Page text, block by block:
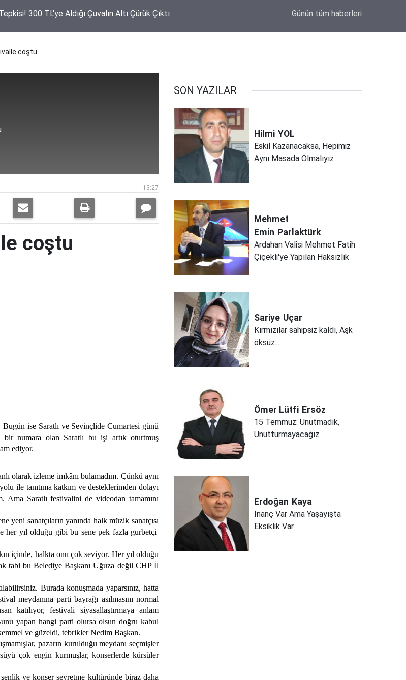
Anlamlı Teşekkür! Muhtarlardan Latif Ağır'a Plaket Eskil'de Kasıtlı Yangın İddiası! Güvenlik
Günün tüm haberleri
coştu
13:27
coştu
ise Saratlı ve Sevinçlide Cumartesi günü
bir numara olan Saratlı bu işi artık oturtmuş
ediyor.
olarak izleme imkânı bulamadım. Çünkü aynı
ile tanıtıma katkım ve desteklerimden dolayı
Saratlı festivalini de videodan tamamını
sanatçıların yanında halk müzik sanatçısı
her yıl olduğu gibi bu sene pek fazla gurbetçi
içinde, halkta onu çok seviyor. Her yıl olduğu
tabi bu Belediye Başkanı Uğuza değil CHP İl
Burada konuşmada yaparsınız, hatta
meydanına parti bayrağı asılmasını normal
katılıyor, festivali siyasallaştırmaya anlam
yapan hangi parti olursa olsun doğru kabul
ve güzeldi, tebrikler Nedim Başkan.
pazarın kurulduğu meydanı seçmişler
çok engin kurmuşlar, konserlerde kürsüler
ve konser seyretme kültüründe biraz daha
SON YAZILAR
Hilmi YOL
Eskil Kazanacaksa, Hepimiz
Aynı Masada Olmalıyız
Mehmet
Emin Parlaktürk
Ardahan Valisi Mehmet Fatih
Çiçekli'ye Yapılan Haksızlık
Sariye Uçar
Kırmızılar sahipsiz kaldı, Aşk
öksüz...
Ömer Lütfi Ersöz
15 Temmuz: Unutmadık,
Unutturmayacağız
Erdoğan Kaya
İnanç Var Ama Yaşayışta
Eksiklik Var